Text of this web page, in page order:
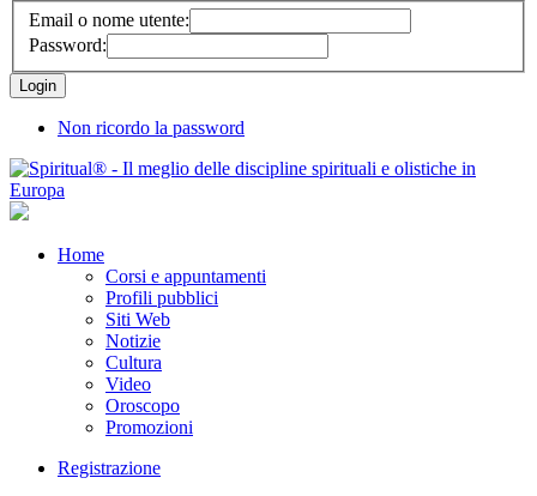
Email o nome utente:
Password:
Non ricordo la password
Home
Corsi e appuntamenti
Profili pubblici
Siti Web
Notizie
Cultura
Video
Oroscopo
Promozioni
Registrazione